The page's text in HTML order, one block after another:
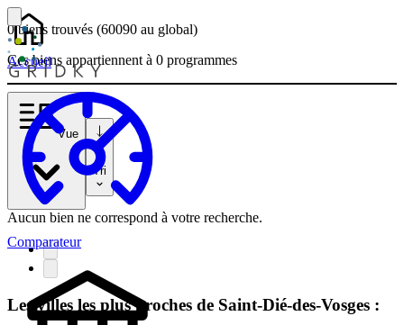
Accueil
Comparateur
0 biens trouvés (60090 au global)
Ces biens appartiennent à 0 programmes
Vue
Tri
Aucun bien ne correspond à votre recherche.
Les villes les plus proches de Saint-Dié-des-Vosges :